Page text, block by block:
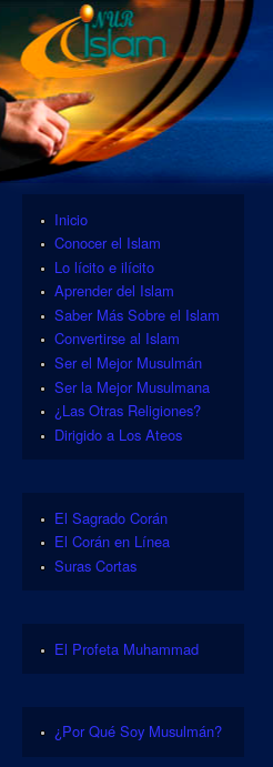
Inicio
Conocer el Islam
Lo lícito e ilícito
Aprender del Islam
Saber Más Sobre el Islam
Convertirse al Islam
Ser el Mejor Musulmán
Ser la Mejor Musulmana
¿Las Otras Religiones?
Dirigido a Los Ateos
El Sagrado Corán
El Corán en Línea
Suras Cortas
El Profeta Muhammad
¿Por Qué Soy Musulmán?